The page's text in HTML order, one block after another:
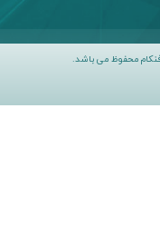
محفوظ می باشد.